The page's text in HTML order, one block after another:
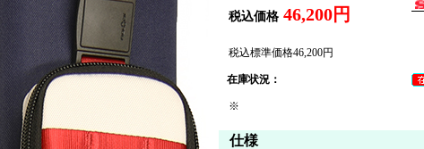
税込価格 46,200円
税込標準価格46,200円
在庫状況：
※
仕様